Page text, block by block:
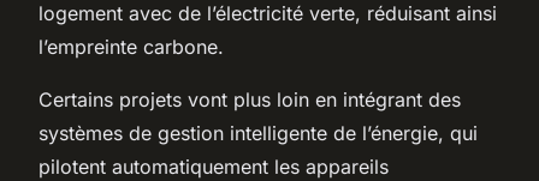
logement avec de l’électricité verte, réduisant ainsi
l’empreinte carbone.
Certains projets vont plus loin en intégrant des
systèmes de gestion intelligente de l’énergie, qui
pilotent automatiquement les appareils